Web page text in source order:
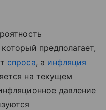
предполагает,
спроса, а инфляция
на текущем
давление